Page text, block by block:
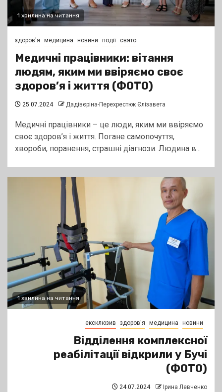
1 хвилина на читання
здоров'я медицина новини події свято
Медичні працівники: вітання
людям, яким ми ввіряємо своє
здоров’я і життя (ФОТО)
25.07.2024 Дадівєріна-Перехрестюк Єлізавета
Медичні працівники – це люди, яким ми ввіряємо
своє здоров’я і життя. Погане самопочуття,
хвороби, поранення, страшні діагнози. Людина в...
1 хвилина на читання
ексклюзив здоров'я медицина новини
Відділення комплексної
реабілітації відкрили у Бучі
(ФОТО)
24.07.2024 Ірина Левченко